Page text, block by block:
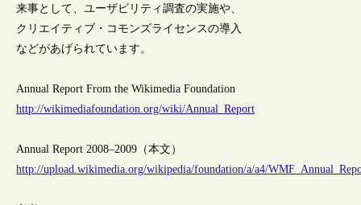
来事として、ユーザビリティ調査の実施や、
クリエイティブ・コモンズライセンスの導入
などがあげられています。
Annual Report From the Wikimedia Foundation
http://wikimediafoundation.org/wiki/Annual_Report
Annual Report 2008–2009（本文）
http://upload.wikimedia.org/wikipedia/foundation/a/a4/